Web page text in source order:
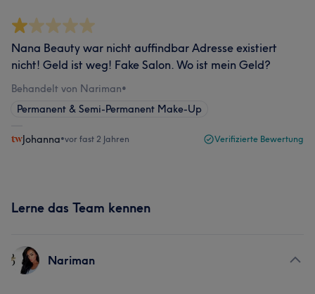
Nana Beauty war nicht auffindbar Adresse existiert
nicht! Geld ist weg! Fake Salon. Wo ist mein Geld?
Behandelt von Nariman•
Permanent & Semi-Permanent Make-Up
Johanna•vor fast 2 Jahren Verifizierte Bewertung
Lerne das Team kennen
Nariman